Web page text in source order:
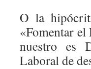
O la
«Fomentar el
nuestro es
Laboral de